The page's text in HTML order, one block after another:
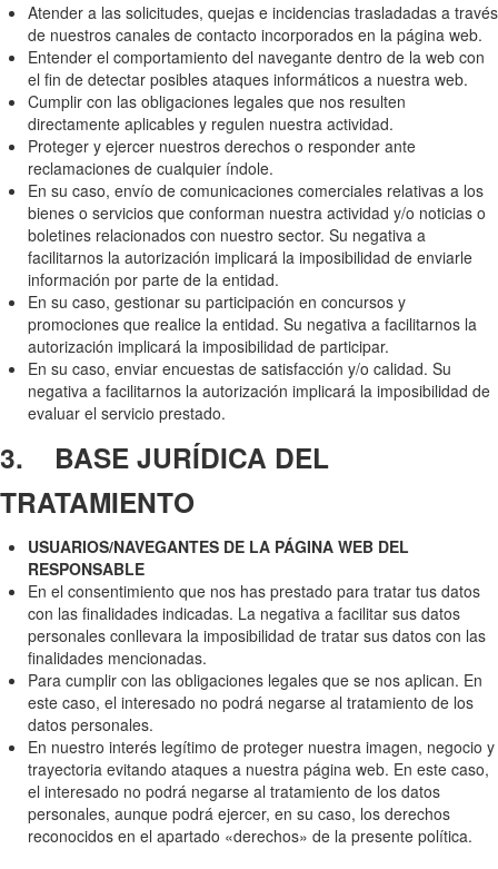
Atender a las solicitudes, quejas e incidencias trasladadas a través
de nuestros canales de contacto incorporados en la página web.
Entender el comportamiento del navegante dentro de la web con
el fin de detectar posibles ataques informáticos a nuestra web.
Cumplir con las obligaciones legales que nos resulten
directamente aplicables y regulen nuestra actividad.
Proteger y ejercer nuestros derechos o responder ante
reclamaciones de cualquier índole.
En su caso, envío de comunicaciones comerciales relativas a los
bienes o servicios que conforman nuestra actividad y/o noticias o
boletines relacionados con nuestro sector. Su negativa a
facilitarnos la autorización implicará la imposibilidad de enviarle
información por parte de la entidad.
En su caso, gestionar su participación en concursos y
promociones que realice la entidad. Su negativa a facilitarnos la
autorización implicará la imposibilidad de participar.
En su caso, enviar encuestas de satisfacción y/o calidad. Su
negativa a facilitarnos la autorización implicará la imposibilidad de
evaluar el servicio prestado.
3. BASE JURÍDICA DEL
TRATAMIENTO
USUARIOS/NAVEGANTES DE LA PÁGINA WEB DEL
RESPONSABLE
En el consentimiento que nos has prestado para tratar tus datos
con las finalidades indicadas. La negativa a facilitar sus datos
personales conllevara la imposibilidad de tratar sus datos con las
finalidades mencionadas.
Para cumplir con las obligaciones legales que se nos aplican. En
este caso, el interesado no podrá negarse al tratamiento de los
datos personales.
En nuestro interés legítimo de proteger nuestra imagen, negocio y
trayectoria evitando ataques a nuestra página web. En este caso,
el interesado no podrá negarse al tratamiento de los datos
personales, aunque podrá ejercer, en su caso, los derechos
reconocidos en el apartado «derechos» de la presente política.